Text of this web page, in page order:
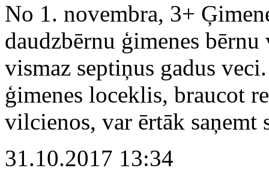
No 1. novembra, 3+
daudzbērnu ģimenes
vismaz septiņus gadus
ģimenes loceklis, braucot
vilcienos, var ērtāk saņemt
31.10.2017 13:34